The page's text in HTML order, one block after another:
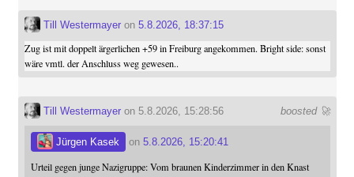
Till Westermayeron 5.8.2026, 18:37:15
Zug ist mit doppelt ärgerlichen +59 in Freiburg angekommen. Bright side: sonst
wäre vmtl. der Anschluss weg gewesen..
boosted 🚀
Till Westermayeron 5.8.2026, 15:28:56
Jürgen Kasek on 5.8.2026, 15:20:41
Urteil gegen junge Nazigruppe: Vom braunen Kinderzimmer in den Knast